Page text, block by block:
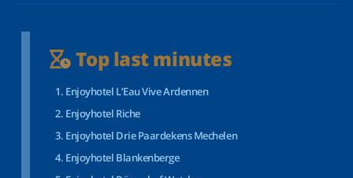
Top last minutes
Enjoyhotel L’Eau Vive Ardennen
Enjoyhotel Riche
Enjoyhotel Drie Paardekens Mechelen
Enjoyhotel Blankenberge